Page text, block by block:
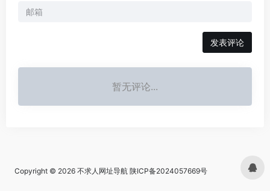
发表评论
暂无评论...
Copyright © 2026 不求人网址导航 陕ICP备2024057669号